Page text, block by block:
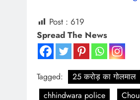
Post : 619
Spread The News
Tagged: 25 करोड़ का गोलमाल
chhindwara police